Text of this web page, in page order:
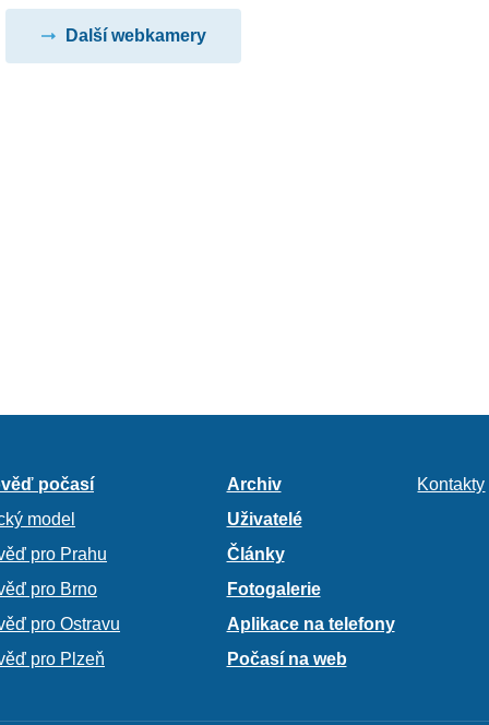
Další webkamery
počasí
model
pro Prahu
pro Brno
pro Ostravu
pro Plzeň
Archiv
Uživatelé
Články
Fotogalerie
Aplikace na telefony
Počasí na web
Kontakty